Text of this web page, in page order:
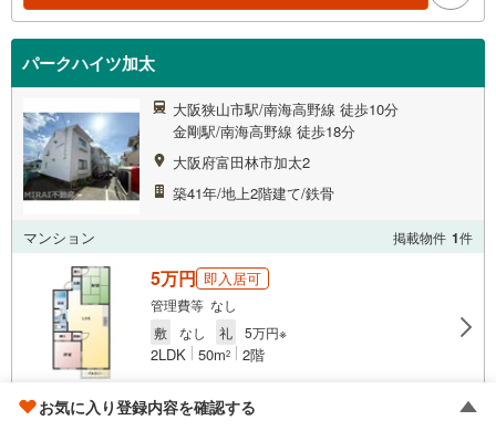
パークハイツ加太
大阪狭山市駅/南海高野線 徒歩10分
金剛駅/南海高野線 徒歩18分
大阪府富田林市加太2
築41年/地上2階建て/鉄骨
マンション 掲載物件 1件
もっと見る
5万円 即入居可
管理費等 なし
敷
なし 礼 5万円※
2LDK 50m2 2階
お気に入り登録内容を確認する